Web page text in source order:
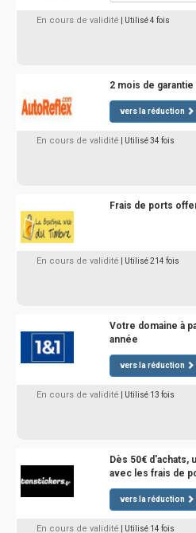
En cours de validité | Utilisé 4 fois
2 mois de
vers la réduction
En cours de validité | Utilisé 34 fois
Frais de ports
En cours de validité | Utilisé 214 fois
Votre domaine à
année
vers la réduction
En cours de validité | Utilisé 13 fois
Dès 50€ d'achats,
avec les frais de
vers la réduction
En cours de validité | Utilisé 14 fois